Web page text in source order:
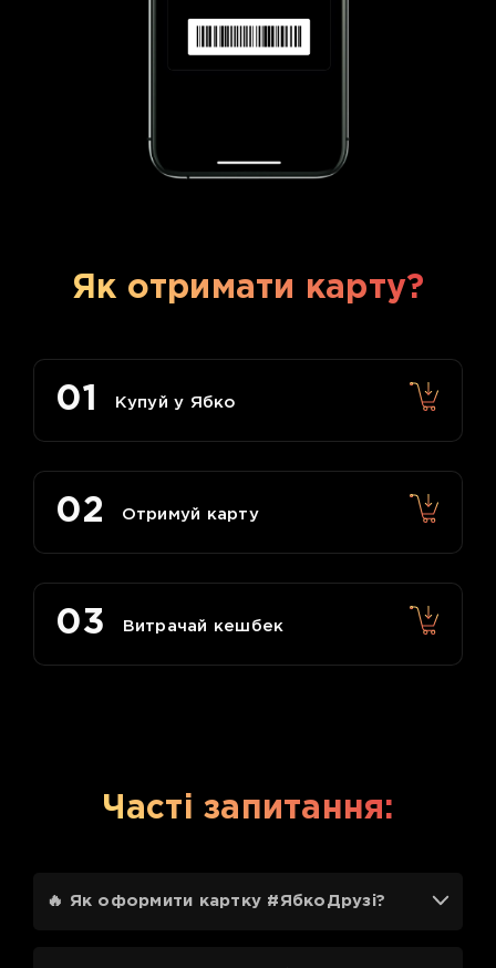
Як отримати карту?
01 Купуй у Ябко
02 Отримуй карту
03 Витрачай кешбек
Часті запитання:
🔥 Як оформити картку #ЯбкоДрузі?